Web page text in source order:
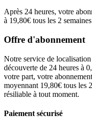
Après 24 heures, votre
à 19,80€ tous les 2 semaines
Offre d'abonnement
Notre service de
découverte de 24 heures à
votre part, votre
moyennant 19,80€ tous les
résiliable à tout moment.
Paiement sécurisé